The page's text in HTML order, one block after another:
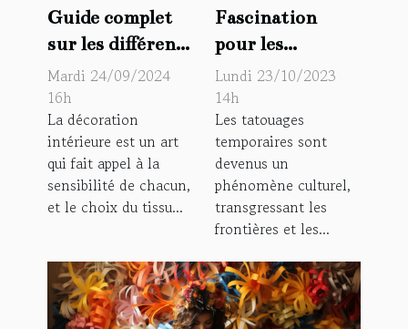
Guide complet
sur les différents
types de tissus
pour
ameublement et
décoration
Mardi 24/09/2024
16h
La décoration
intérieure est un art
qui fait appel à la
sensibilité de chacun,
et le choix du tissu...
Fascination
pour les
tatouages
temporaires, un
phénomène
culturel
Lundi 23/10/2023
14h
Les tatouages
temporaires sont
devenus un
phénomène culturel,
transgressant les
frontières et les...